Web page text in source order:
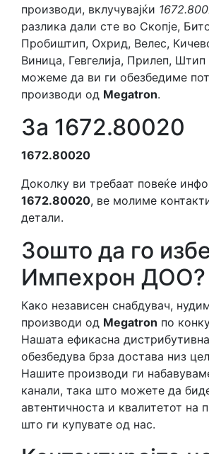
производи, вклучувајќи
разлика дали сте во Скопје,
Пробиштип, Охрид, Велес,
Виница, Гевгелија, Прилеп,
можеме да ви ги обезбедиме
производи од Megatron.
За 1672.80020
1672.80020
Доколку ви требаат повеќе
1672.80020, ве молиме
детали.
Зошто да го
Импехрон ДОО?
Како независен снабдувач,
производи од Megatron по
Нашата ефикасна
обезбедува брза достава низ
Нашите производи ги
канали, така што можете да
автентичноста и квалитетот на
што ги купувате од нас.